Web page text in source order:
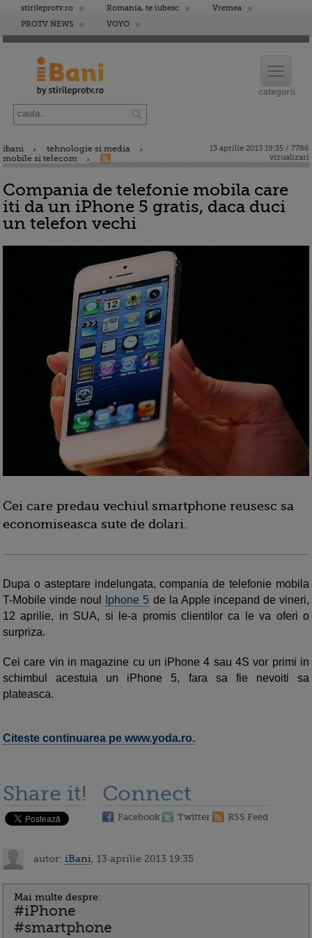
stirileprotv.ro Romania, te iubesc
Vremea
PROTV NEWS
VOYO
ibani
tehnologie si media
mobile si telecom
13 aprilie 2013 19:35 / 7786
vizualizari
Compania de telefonie mobila care
iti da un iPhone 5 gratis, daca duci
un telefon vechi
Cei care predau vechiul smartphone reusesc sa
economiseasca sute de dolari.
Dupa o asteptare indelungata, compania de telefonie mobila
T-Mobile vinde noul
Iphone 5 de la Apple incepand de vineri,
12 aprilie, in SUA, si le-a promis clientilor ca le va oferi o
surpriza.
Cei care vin in magazine cu un iPhone 4 sau 4S vor primi in
schimbul acestuia un iPhone 5, fara sa fie nevoiti sa
plateasca.
Citeste continuarea pe www.yoda.ro.
Share it! Connect
Facebook Twitter RSS Feed
autor: iBani , 13 aprilie 2013 19:35
Mai multe despre:
#iPhone
#smartphone